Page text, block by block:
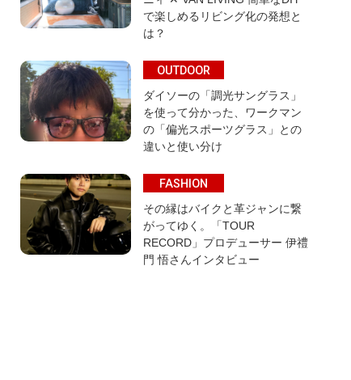
で楽しめるリビング化の発想と
は？
OUTDOOR
ダイソーの「調光サングラス」
を使って分かった、ワークマン
の「偏光スポーツグラス」との
違いと使い分け
FASHION
その縁はバイクと革ジャンに繋
がってゆく。「TOUR
RECORD」プロデューサー 伊禮
門 悟さんインタビュー